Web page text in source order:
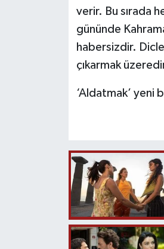
verir. Bu sırada
gününde
habersizdir.
çıkarmak
‘Aldatmak’ yeni